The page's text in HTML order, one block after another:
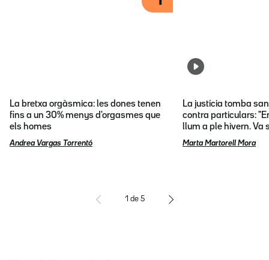
La bretxa orgàsmica: les dones tenen
fins a un 30% menys d'orgasmes que
els homes
Andrea Vargas Torrentó
La justícia tomba
contra particulars:
llum a ple hivern. Va
Marta Martorell Mora
1 de 5